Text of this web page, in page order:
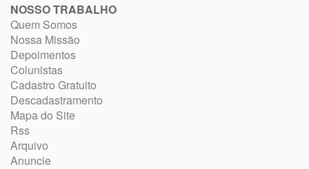
NOSSO TRABALHO
Quem Somos
Nossa Missão
Depoimentos
Colunistas
Cadastro Gratuito
Descadastramento
Mapa do Site
Rss
Arquivo
Anuncie